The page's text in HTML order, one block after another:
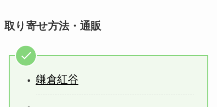
取り寄せ方法・通販
鎌倉紅谷